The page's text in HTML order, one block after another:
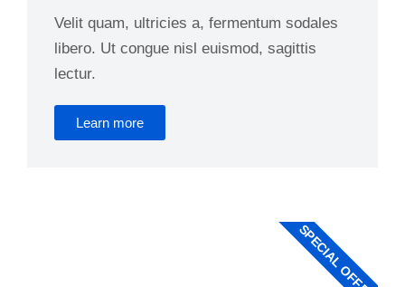
Velit quam, ultricies a, fermentum sodales
libero. Ut congue nisl euismod, sagittis
lectur.
Learn more
SPECIAL OFFER